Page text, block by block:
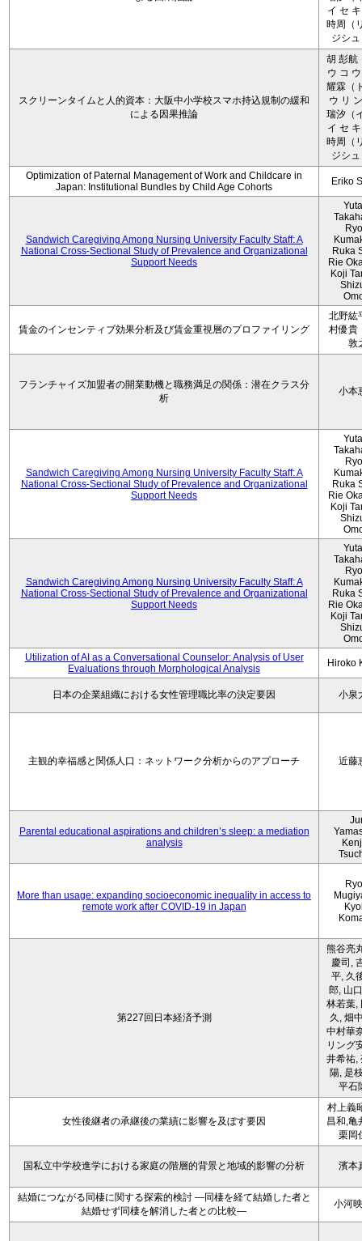
イ セ
時周（
ジシ
スクリーンタイムと人的資本：大阪中小学校スマホ持込規制の緩和
による因果推論
胡 彭航
ウ コ
耀霖（
ウ リ
瑞汐（
イ セ
時周（
ジシ
Optimization of Paternal Management of Work and Childcare in
Japan: Institutional Bundles by Child Age Cohorts
Eriko
Sandwich Caregiving Among Nursing University Faculty Staff: A
National Cross-Sectional Study of Prevalence and Organizational
Support Needs
Ruka
Rie
Koji
賃金のインセンティブ効果分析及び賃金重視層のプロファイリング
北野紘
村優貴
敦
フランチャイズ加盟者の開業動機と職務満足の関係：潜在クラス分
析
小本
Sandwich Caregiving Among Nursing University Faculty Staff: A
National Cross-Sectional Study of Prevalence and Organizational
Support Needs
Ruka
Rie
Koji
Sandwich Caregiving Among Nursing University Faculty Staff: A
National Cross-Sectional Study of Prevalence and Organizational
Support Needs
Ruka
Rie
Koji
Utilization of AI as a Conversational Counselor: Analysis of User
Evaluations through Morphological Analysis
Hiroko
日本の企業組織における女性管理職比率の決定要因 小泉
主観的幸福感と関係人口：ネットワーク分析からのアプローチ 近藤
Parental educational aspirations and children’s sleep: a mediation
analysis
More than usage: expanding socioeconomic inequality in access to
remote work after COVID-19 in Japan
第227回日本経済予測
熊谷亮
慶司,
平, 久
郎, 山
林若葉,
久, 畑
中村華
リング
井希祐,
陽, 是
平石
女性後継者の承継後の業績に影響を及ぼす要因
村上義
昌和,亀
栗岡
国私立中学校進学における家庭の階層的背景と地域的影響の分析 濱本
結婚につながる同棲に関する探索的検討 ―同棲を経て結婚した者と
結婚せず同棲を解消した者との比較―
小河